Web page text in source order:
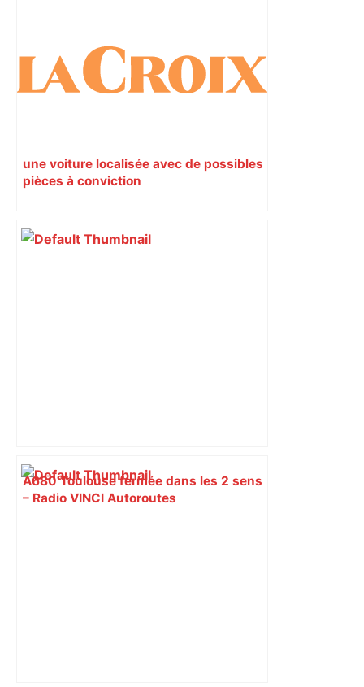
une voiture localisée avec de possibles
pièces à conviction
A680 Toulouse fermée dans les 2 sens
– Radio VINCI Autoroutes